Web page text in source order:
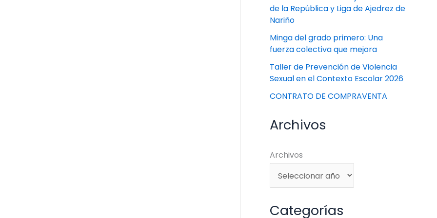
de la República y Liga de Ajedrez de
Nariño
Minga del grado primero: Una
fuerza colectiva que mejora
Taller de Prevención de Violencia
Sexual en el Contexto Escolar 2026
CONTRATO DE COMPRAVENTA
Archivos
Archivos
Categorías